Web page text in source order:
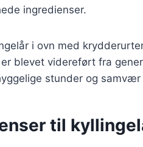
ingredienser.
i ovn med
blevet videreført fra
stunder og
til